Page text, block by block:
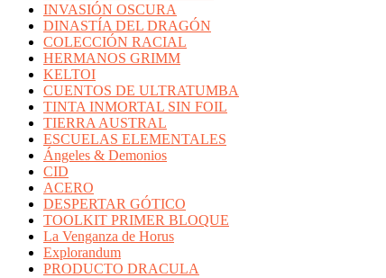
INVASIÓN OSCURA
DINASTÍA DEL DRAGÓN
COLECCIÓN RACIAL
HERMANOS GRIMM
KELTOI
CUENTOS DE ULTRATUMBA
TINTA INMORTAL SIN FOIL
TIERRA AUSTRAL
ESCUELAS ELEMENTALES
Ángeles & Demonios
CID
ACERO
DESPERTAR GÓTICO
TOOLKIT PRIMER BLOQUE
La Venganza de Horus
Explorandum
PRODUCTO DRACULA